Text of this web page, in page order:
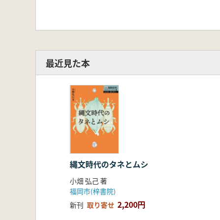
最近見た本
縄文時代のタネとムシ
小畑 弘己 著
福岡市(梓書院)
新刊 取り寄せ 2,200円